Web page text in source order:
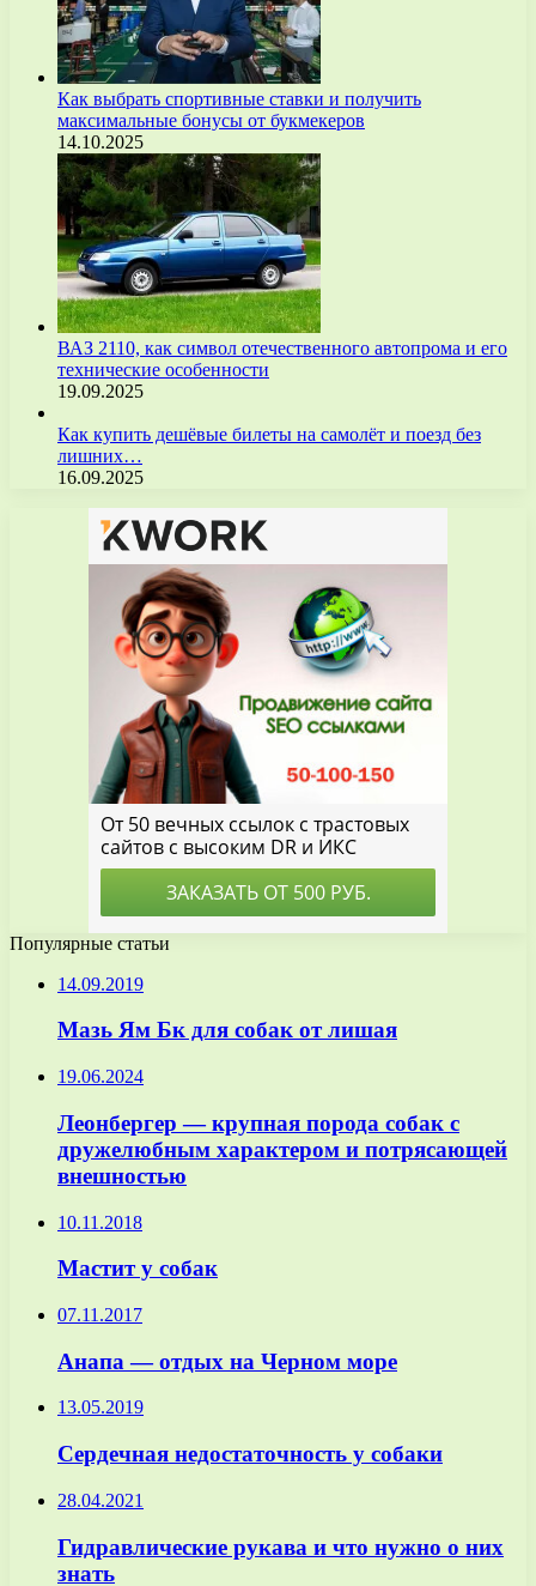
Как выбрать спортивные ставки и получить
максимальные бонусы от букмекеров
14.10.2025
ВАЗ 2110, как символ отечественного автопрома и его
технические особенности
19.09.2025
Как купить дешёвые билеты на самолёт и поезд без
лишних…
16.09.2025
Популярные статьи
14.09.2019
Мазь Ям Бк для собак от лишая
19.06.2024
Леонбергер — крупная порода собак с
дружелюбным характером и потрясающей
внешностью
10.11.2018
Мастит у собак
07.11.2017
Анапа — отдых на Черном море
13.05.2019
Сердечная недостаточность у собаки
28.04.2021
Гидравлические рукава и что нужно о них
знать